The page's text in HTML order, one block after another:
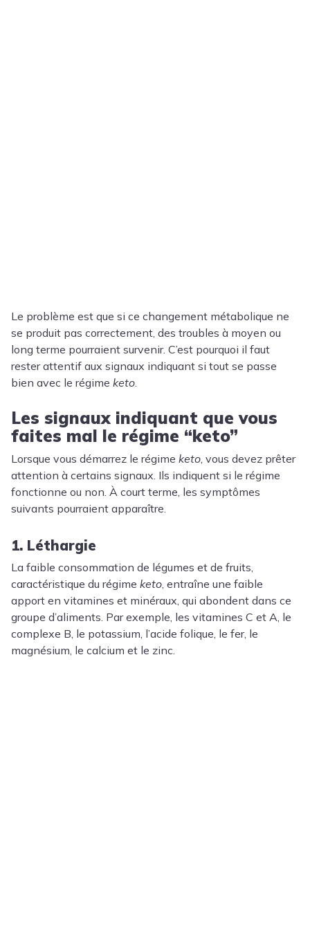
Le problème est que si ce changement métabolique ne
se produit pas correctement, des troubles à moyen ou
long terme pourraient survenir. C’est pourquoi il faut
rester attentif aux signaux indiquant si tout se passe
bien avec le régime keto.
Les signaux indiquant que vous
faites mal le régime “keto”
Lorsque vous démarrez le régime keto , vous devez prêter
attention à certains signaux. Ils indiquent si le régime
fonctionne ou non. À court terme, les symptômes
suivants pourraient apparaître.
1. Léthargie
La faible consommation de légumes et de fruits,
caractéristique du régime keto , entraîne une faible
apport en vitamines et minéraux, qui abondent dans ce
groupe d’aliments. Par exemple, les vitamines C et A, le
complexe B, le potassium, l’acide folique, le fer, le
magnésium, le calcium et le zinc.